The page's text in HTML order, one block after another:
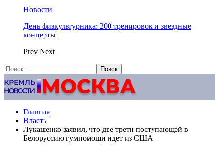
Новости
День физкультурника: 200 тренировок и звездные
концерты
Prev Next
Главная
Власть
Лукашенко заявил, что две трети поступающей в
Белоруссию гумпомощи идет из США